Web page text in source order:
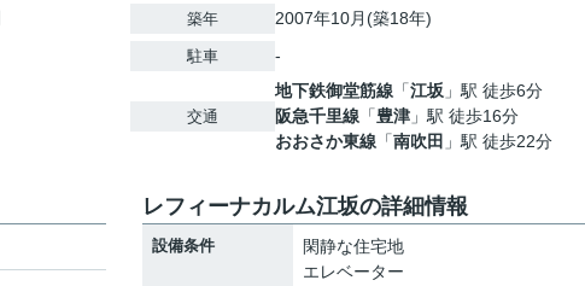
築年 2007年10月(築18年)
駐車 -
交通
地下鉄御堂筋線 「江坂 」駅 徒歩6分
阪急千里線 「豊津 」駅 徒歩16分
おおさか東線 「南吹田 」駅 徒歩22分
レフィーナカルム江坂の詳細情報
設備条件
閑静な住宅地
エレベーター